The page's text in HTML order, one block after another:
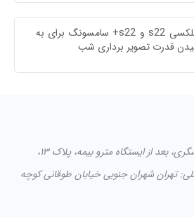
تبلیغ گلکسی s22 و s22+ سامسونگ برای به
قدرت تصویر برداری شب
تهران، میدان آزادی، اتوبان لشگری، بعد از ایستگاه مترو بیمه، پلاک ۱۳،
تهران شهران جنوبی خیابان طوقانی کوچه